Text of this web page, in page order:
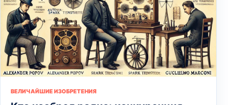
ВЕЛИЧАЙШИЕ ИЗОБРЕТЕНИЯ